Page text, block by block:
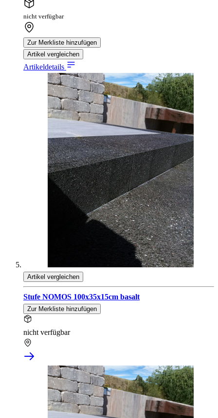
nicht verfügbar
Zur Merkliste hinzufügen
Artikel vergleichen
Artikeldetails
Artikel vergleichen
Stufe NOMOS 100x35x15cm basalt
Zur Merkliste hinzufügen
nicht verfügbar